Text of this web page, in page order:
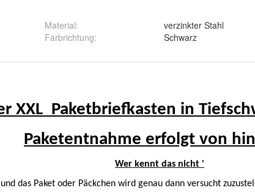
Material:
verzinkter Stahl
Farbrichtung: Schwarz